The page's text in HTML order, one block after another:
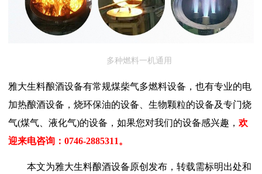
多种燃料一机通用
雅大生料酿酒设备有常规煤柴气多燃料设备，也有专业的电
加热酿酒设备，烧环保油的设备、生物颗粒的设备及专门烧
气(煤气、液化气)的设备，如果您对我们的设备感兴趣， 欢
迎来电咨询：0746-2885311。
本文为雅大生料酿酒设备原创发布，转载需标明出处和